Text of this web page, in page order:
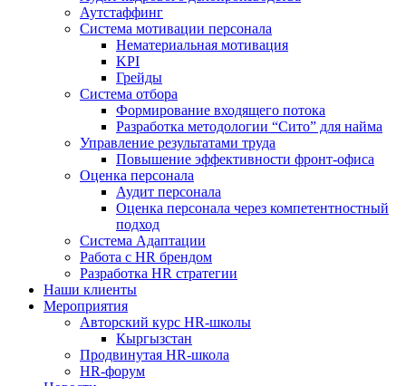
Аутстаффинг
Система мотивации персонала
Нематериальная мотивация
KPI
Грейды
Система отбора
Формирование входящего потока
Разработка методологии “Сито” для найма
Управление результатами труда
Повышение эффективности фронт-офиса
Оценка персонала
Аудит персонала
Оценка персонала через компетентностный
подход
Система Адаптации
Работа с HR брендом
Разработка HR стратегии
Наши клиенты
Мероприятия
Авторский курс HR-школы
Кыргызстан
Продвинутая HR-школа
HR-форум